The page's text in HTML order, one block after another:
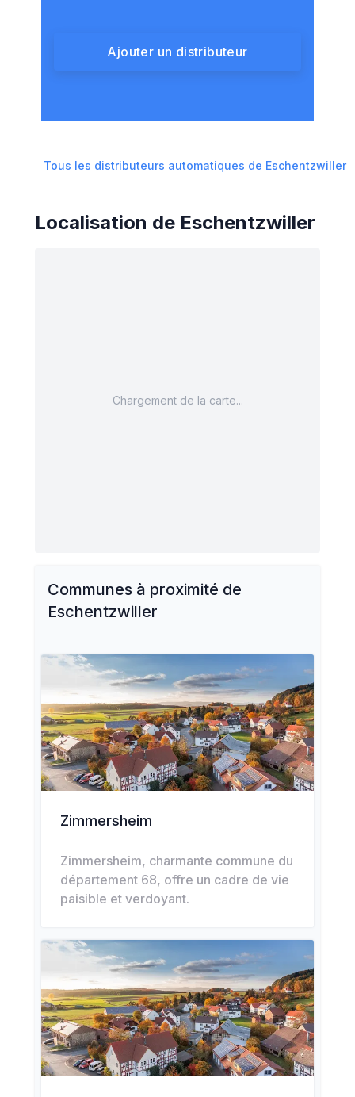
Ajouter un distributeur
Tous les distributeurs automatiques de Eschentzwiller
Localisation de Eschentzwiller
Chargement de la carte...
Communes à proximité de
Eschentzwiller
Zimmersheim
Zimmersheim, charmante commune du
département 68, offre un cadre de vie
paisible et verdoyant.